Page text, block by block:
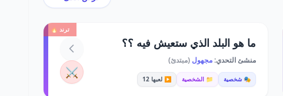
ترند 🔥
ما هو البلد الذي ستعيش فيه ؟؟
منشئ التحدي:مجهول (مبتدئ)
🎭 شخصية 📁 الشخصية ▶️ لعبها 12 ⚔️